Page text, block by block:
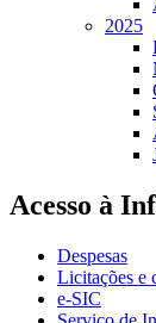
2025
Acesso à
Despesas
Licitações e
e-SIC